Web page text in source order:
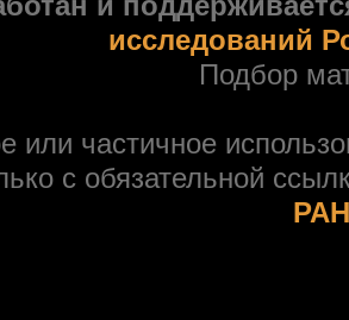
исследований
Подбор
или частичное
с обязательной